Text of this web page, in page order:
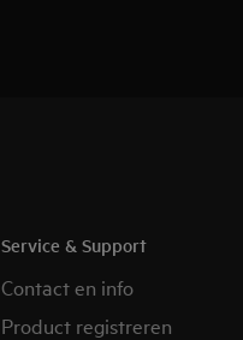
Service & Support
Contact en info
Product registreren